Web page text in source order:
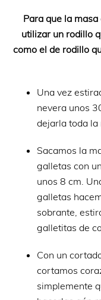
Para que la
utilizar un rodillo
como el de rodillo
Una vez
nevera unos
dejarla toda
Sacamos la
galletas con
unos 8 cm.
galletas
sobrante,
galletitas de
Con un
cortamos
simplemente